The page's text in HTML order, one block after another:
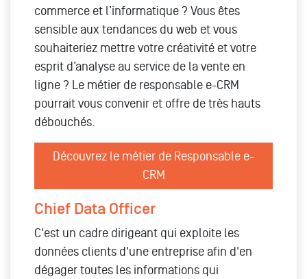
commerce et l’informatique ? Vous êtes
sensible aux tendances du web et vous
souhaiteriez mettre votre créativité et votre
esprit d’analyse au service de la vente en
ligne ? Le métier de responsable e-CRM
pourrait vous convenir et offre de très hauts
débouchés.
Découvrez le métier de Responsable e-
CRM
Chief Data Officer
C'est un cadre dirigeant qui exploite les
données clients d'une entreprise afin d'en
dégager toutes les informations qui